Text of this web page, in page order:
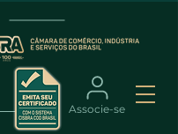
Associe-se